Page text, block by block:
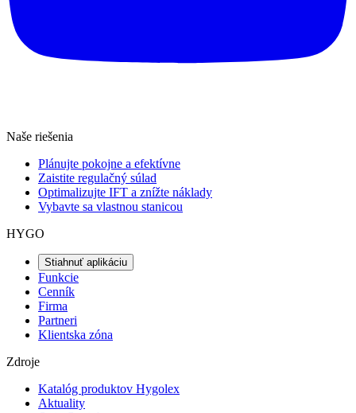
Naše riešenia
Plánujte pokojne a efektívne
Zaistite regulačný súlad
Optimalizujte IFT a znížte náklady
Vybavte sa vlastnou stanicou
HYGO
Stiahnuť aplikáciu
Funkcie
Cenník
Firma
Partneri
Klientska zóna
Zdroje
Katalóg produktov Hygolex
Aktuality